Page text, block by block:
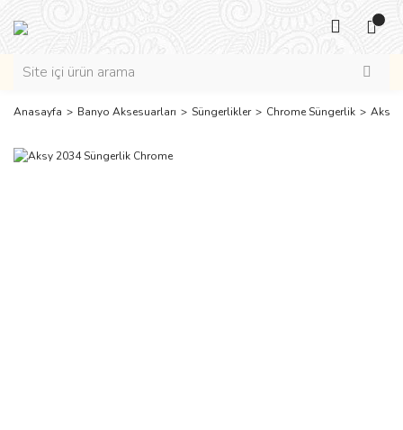
Anasayfa Banyo Aksesuarları Süngerlikler Chrome Süngerlik Aksy